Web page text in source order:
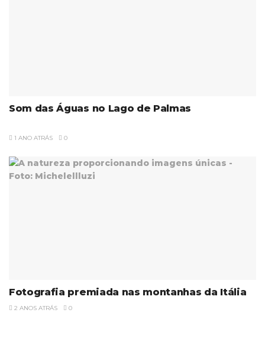
Som das Águas no Lago de Palmas
1 ANO ATRÁS 0
Fotografia premiada nas montanhas da Itália
2 ANOS ATRÁS 0